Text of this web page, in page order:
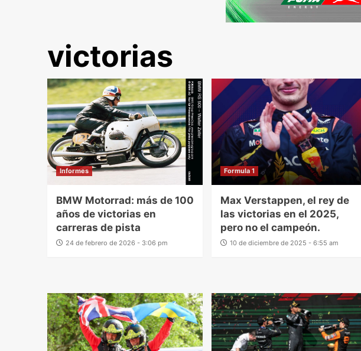
victorias
Informes
BMW Motorrad: más de 100
años de victorias en
carreras de pista
24 de febrero de 2026 - 3:06 pm
Formula 1
Max Verstappen, el rey de
las victorias en el 2025,
pero no el campeón.
10 de diciembre de 2025 - 6:55 am